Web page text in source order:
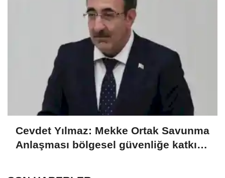
Cevdet Yılmaz: Mekke Ortak Savunma
Anlaşması bölgesel güvenliğe katkı